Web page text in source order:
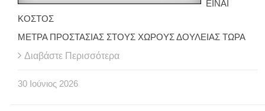
ΕΙΝΑΙ
ΚΟΣΤΟΣ
ΜΕΤΡΑ ΠΡΟΣΤΑΣΙΑΣ ΣΤΟΥΣ ΧΩΡΟΥΣ ΔΟΥΛΕΙΑΣ ΤΩΡΑ
Διαβάστε Περισσότερα
30 Ιούνιος 2026